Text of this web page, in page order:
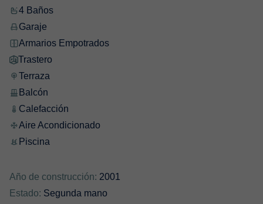
4 Baños
Garaje
Armarios Empotrados
Trastero
Terraza
Balcón
Calefacción
Aire Acondicionado
Piscina
Año de construcción: 2001
Estado: Segunda mano